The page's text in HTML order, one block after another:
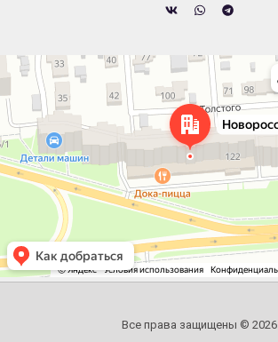
Челябинск
Новороссийская улица, 122 — Яндекс.Карты
Все права защищены © 2026